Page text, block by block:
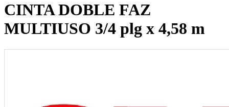
CINTA DOBLE FAZ
MULTIUSO 3/4 plg x 4,58 m